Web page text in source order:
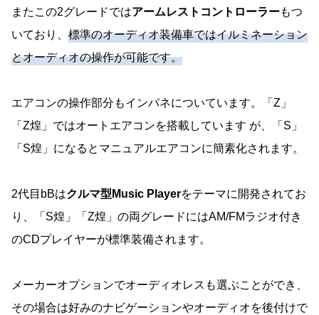
またこの2グレードではアームレストコントローラーもつ
いており、 標準のオーディオ装備車ではイルミネーション
とオーディオの操作が可能です。
エアコンの操作部分もインパネについています。「Z」
「Z煌」ではオートエアコンを搭載しています が、「S」
「S煌」になるとマニュアルエアコンに簡素化されます。
2代目bBはクルマ型Music Playerをテーマに開発されてお
り、「S煌」「Z煌」の両グレードにはAM/FMラジオ付き
のCDプレイヤーが標準装備されます。
メーカーオプションでオーディオレスも選ぶことができ、
その場合は好みのナビゲーションやオーディオを後付けで